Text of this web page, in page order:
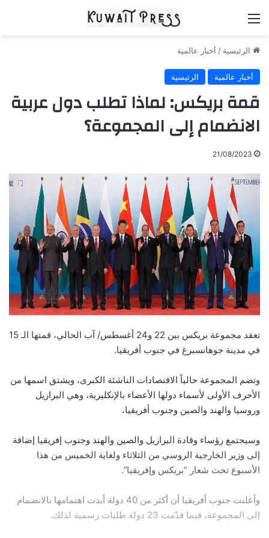
الرئيسية / أخبار عالمية
أخبار عالمية الرئيسية
قمة بريكس: لماذا تطلب دول عربية
الانضمام إلى المجموعة؟
21/08/2023
تعقد مجموعة بريكس بين 22 و24 أغسطس/ آب الحالي، قمتها الـ 15
في مدينة جوهانسبرغ في جنوب أفريقيا.
وتضم المجموعة حالياً الاقتصادات الناشئة الكبرى، ويشتق اسمها من
الأحرف الأولى لأسماء دولها الأعضاء بالإنكليزية، وهي البرازيل
وروسيا والهند والصين وجنوب أفريقيا،
وسيجتمع رؤساء وقادة البرازيل والصين والهند وجنوب إفريقيا إضافة
إلى وزير الخارجية الروسي من الثلاثاء ولغاية الخميس من هذا
الأسبوع تحت شعار “بريكس وإفريقيا”.
وأعلنت جنوب أفريقيا أن أكثر من 40 دولة أبدت اهتمامها بالانضمام
إلى المجموعة، فيما قدّمت 23 دولة طلبات رسمية لذلك.